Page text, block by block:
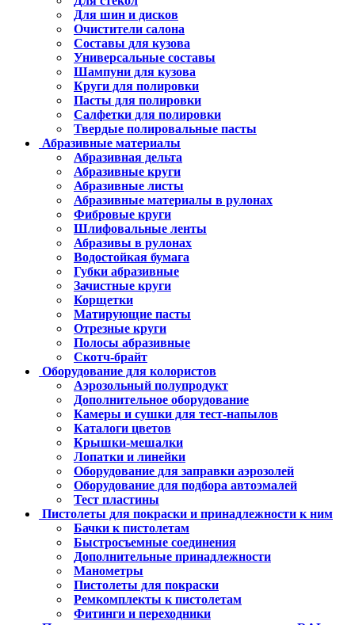
Для шин и дисков
Очистители салона
Составы для кузова
Универсальные составы
Шампуни для кузова
Круги для полировки
Пасты для полировки
Салфетки для полировки
Твердые полировальные пасты
Абразивные материалы
Абразивная дельта
Абразивные круги
Абразивные листы
Абразивные материалы в рулонах
Фибровые круги
Шлифовальные ленты
Абразивы в рулонах
Водостойкая бумага
Губки абразивные
Зачистные круги
Корщетки
Матирующие пасты
Отрезные круги
Полосы абразивные
Скотч-брайт
Оборудование для колористов
Аэрозольный полупродукт
Дополнительное оборудование
Камеры и сушки для тест-напылов
Каталоги цветов
Крышки-мешалки
Лопатки и линейки
Оборудование для заправки аэрозолей
Оборудование для подбора автоэмалей
Тест пластины
Пистолеты для покраски и принадлежности к ним
Бачки к пистолетам
Быстросъемные соединения
Дополнительные принадлежности
Манометры
Пистолеты для покраски
Ремкомплекты к пистолетам
Фитинги и переходники